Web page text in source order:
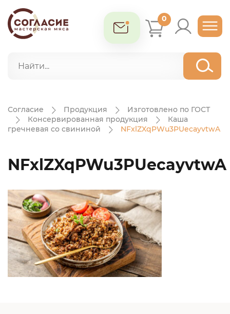
0
Согласие Продукция
Изготовлено по ГОСТ
Консервированная продукция
Каша
гречневая со свининой
NFxlZXqPWu3PUecayvtwA
NFxlZXqPWu3PUecayvtwA